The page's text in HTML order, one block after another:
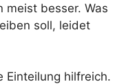
besser. Was
soll, leidet
Einteilung hilfreich.